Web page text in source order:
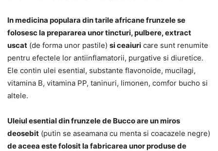
In medicina populara din tarile africane frunzele se
folosesc la prepararea unor tincturi, pulbere, extract
uscat (de forma unor pastile) si ceaiuri care sunt renumite
pentru efectele lor antiinflamatorii, purgative si diuretice.
Ele contin ulei esential, substante flavonoide, mucilagi,
vitamina B, vitamina PP, taninuri, limonen, comfor bucho si
altele.
Uleiul esential din frunzele de Bucco are un miros
deosebit (putin se aseamana cu menta si coacazele negre)
de aceea este folosit la fabricarea unor produse de